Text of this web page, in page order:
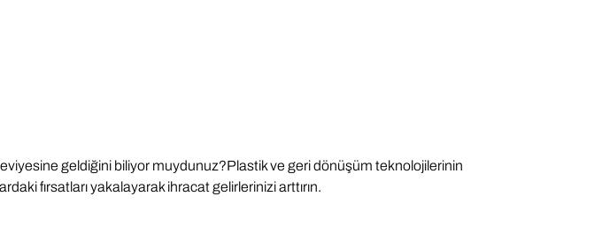
geldiğini biliyor muydunuz?Plastik ve geri dönüşüm teknolojilerinin
fırsatları yakalayarak ihracat gelirlerinizi arttırın.